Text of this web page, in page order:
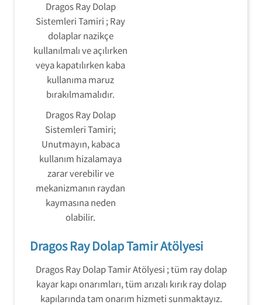
Dragos Ray Dolap
Sistemleri Tamiri ; Ray
dolaplar nazikçe
kullanılmalı ve açılırken
veya kapatılırken kaba
kullanıma maruz
bırakılmamalıdır.
Dragos Ray Dolap
Sistemleri Tamiri;
Unutmayın, kabaca
kullanım hizalamaya
zarar verebilir ve
mekanizmanın raydan
kaymasına neden
olabilir.
Dragos Ray Dolap Tamir Atölyesi
Dragos Ray Dolap Tamir Atölyesi ; tüm ray dolap
kayar kapı onarımları, tüm arızalı kırık ray dolap
kapılarında tam onarım hizmeti sunmaktayız.